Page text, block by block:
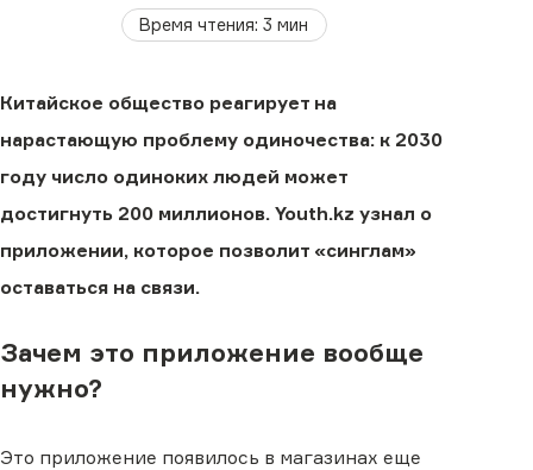
Время чтения:3 мин
Китайское общество реагирует на
нарастающую проблему одиночества: к 2030
году число одиноких людей может
достигнуть 200 миллионов. Youth.kz узнал о
приложении, которое позволит «синглам»
оставаться на связи.
Зачем это приложение вообще
нужно?
Это приложение появилось в магазинах еще